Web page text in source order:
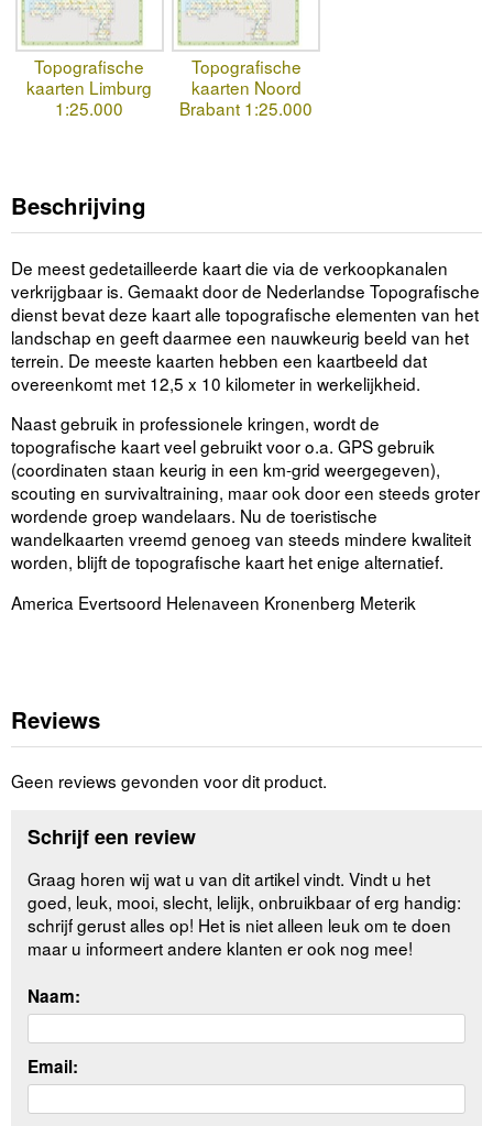
Topografische
kaarten Limburg
1:25.000
Topografische
kaarten Noord
Brabant 1:25.000
Beschrijving
De meest gedetailleerde kaart die via de verkoopkanalen
verkrijgbaar is. Gemaakt door de Nederlandse Topografische
dienst bevat deze kaart alle topografische elementen van het
landschap en geeft daarmee een nauwkeurig beeld van het
terrein. De meeste kaarten hebben een kaartbeeld dat
overeenkomt met 12,5 x 10 kilometer in werkelijkheid.
Naast gebruik in professionele kringen, wordt de
topografische kaart veel gebruikt voor o.a. GPS gebruik
(coordinaten staan keurig in een km-grid weergegeven),
scouting en survivaltraining, maar ook door een steeds groter
wordende groep wandelaars. Nu de toeristische
wandelkaarten vreemd genoeg van steeds mindere kwaliteit
worden, blijft de topografische kaart het enige alternatief.
America Evertsoord Helenaveen Kronenberg Meterik
Reviews
Geen reviews gevonden voor dit product.
Schrijf een review
Graag horen wij wat u van dit artikel vindt. Vindt u het
goed, leuk, mooi, slecht, lelijk, onbruikbaar of erg handig:
schrijf gerust alles op! Het is niet alleen leuk om te doen
maar u informeert andere klanten er ook nog mee!
Naam:
Email: